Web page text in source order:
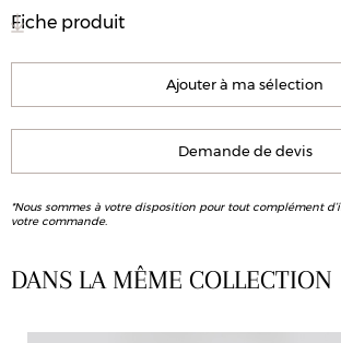
Fiche produit
Ajouter à ma sélection
Demande de devis
*Nous sommes à votre disposition pour tout complément
votre commande.
DANS LA MÊME COLLECTION